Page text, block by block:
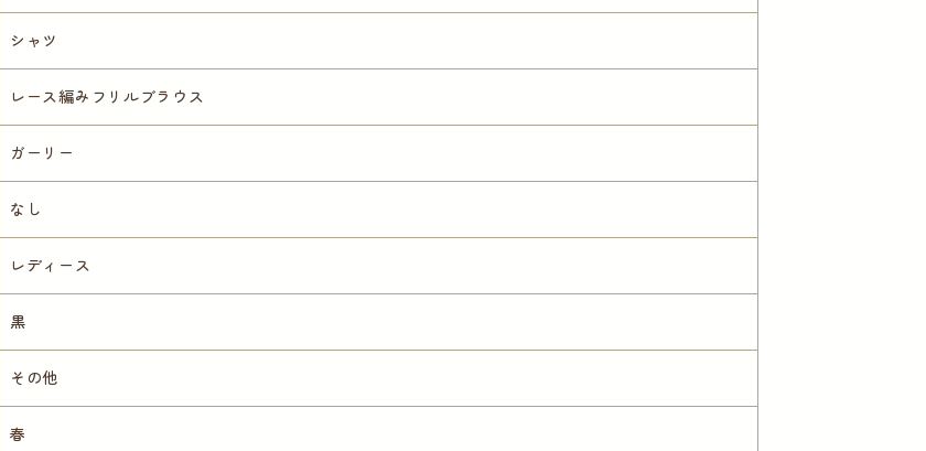
シャツ
レース編みフリルブラウス
ガーリー
なし
レディース
黒
その他
春